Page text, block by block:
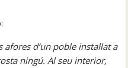
d’un poble instal·lat a
ningú. Al seu interior,